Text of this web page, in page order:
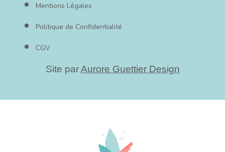
Mentions Légales
Politique de Confidentialité
CGV
Site parAurore Guettier Design